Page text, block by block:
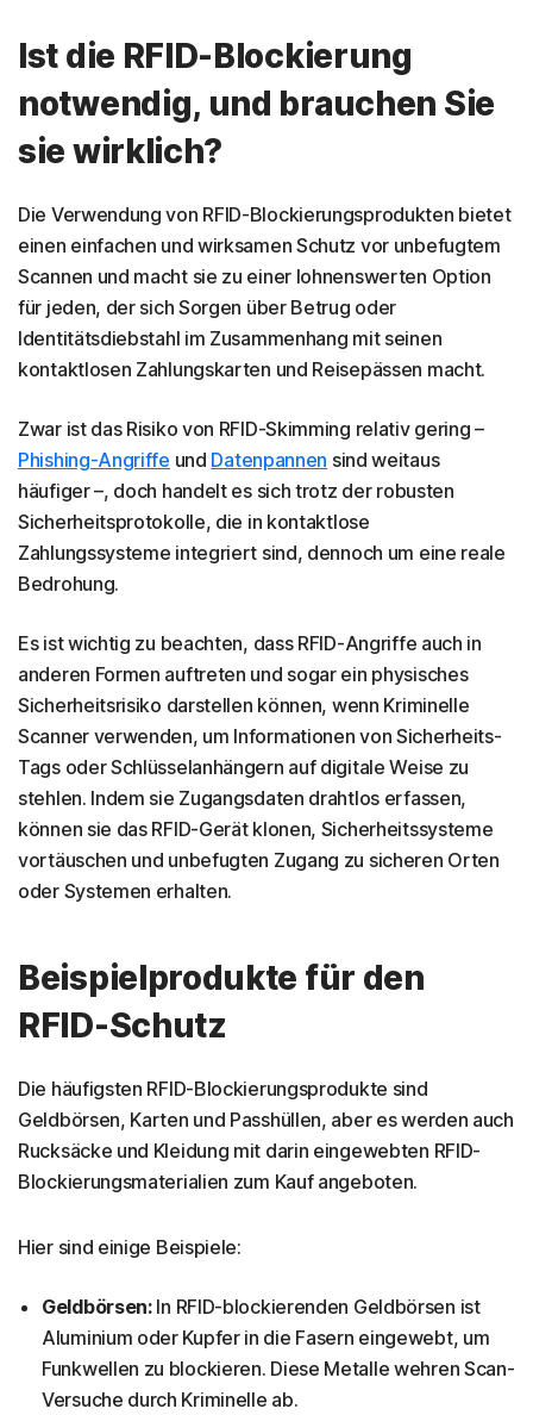
Ist die RFID-Blockierung
notwendig, und brauchen Sie
sie wirklich?
Die Verwendung von RFID-Blockierungsprodukten bietet
einen einfachen und wirksamen Schutz vor unbefugtem
Scannen und macht sie zu einer lohnenswerten Option
für jeden, der sich Sorgen über Betrug oder
Identitätsdiebstahl im Zusammenhang mit seinen
kontaktlosen Zahlungskarten und Reisepässen macht.
Zwar ist das Risiko von RFID-Skimming relativ gering –
Phishing-Angriffe und Datenpannen sind weitaus
häufiger –, doch handelt es sich trotz der robusten
Sicherheitsprotokolle, die in kontaktlose
Zahlungssysteme integriert sind, dennoch um eine reale
Bedrohung.
Es ist wichtig zu beachten, dass RFID-Angriffe auch in
anderen Formen auftreten und sogar ein physisches
Sicherheitsrisiko darstellen können, wenn Kriminelle
Scanner verwenden, um Informationen von Sicherheits-
Tags oder Schlüsselanhängern auf digitale Weise zu
stehlen. Indem sie Zugangsdaten drahtlos erfassen,
können sie das RFID-Gerät klonen, Sicherheitssysteme
vortäuschen und unbefugten Zugang zu sicheren Orten
oder Systemen erhalten.
Beispielprodukte für den
RFID-Schutz
Die häufigsten RFID-Blockierungsprodukte sind
Geldbörsen, Karten und Passhüllen, aber es werden auch
Rucksäcke und Kleidung mit darin eingewebten RFID-
Blockierungsmaterialien zum Kauf angeboten.
Hier sind einige Beispiele:
Geldbörsen:In RFID-blockierenden Geldbörsen ist
Aluminium oder Kupfer in die Fasern eingewebt, um
Funkwellen zu blockieren. Diese Metalle wehren Scan-
Versuche durch Kriminelle ab.